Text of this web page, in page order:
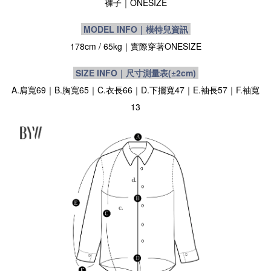
褲子｜ ONESIZE
MODEL INFO｜模特兒資訊
178cm / 65kg ｜實際穿著ONESIZE
SIZE INFO｜尺寸測量表(±2cm)
A.肩寬69｜B.胸寬65｜C.衣長66｜D.下擺寬47｜E.袖長57｜F.袖寬
13